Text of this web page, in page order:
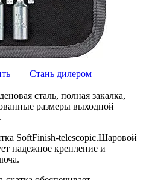
Стань дилером
сталь, полная закалка,
размеры выходной
SoftFinish-telescopic.Шаровой
надежное крепление и